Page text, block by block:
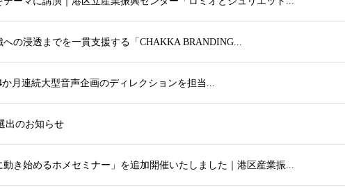
の浸透までを一貫支援する「CHAKKA BRANDING...
月連続大型音声企画のディレクションを担当...
出のお知らせ
き始めるホメセミナー」を追加開催いたしました｜港区産業振...